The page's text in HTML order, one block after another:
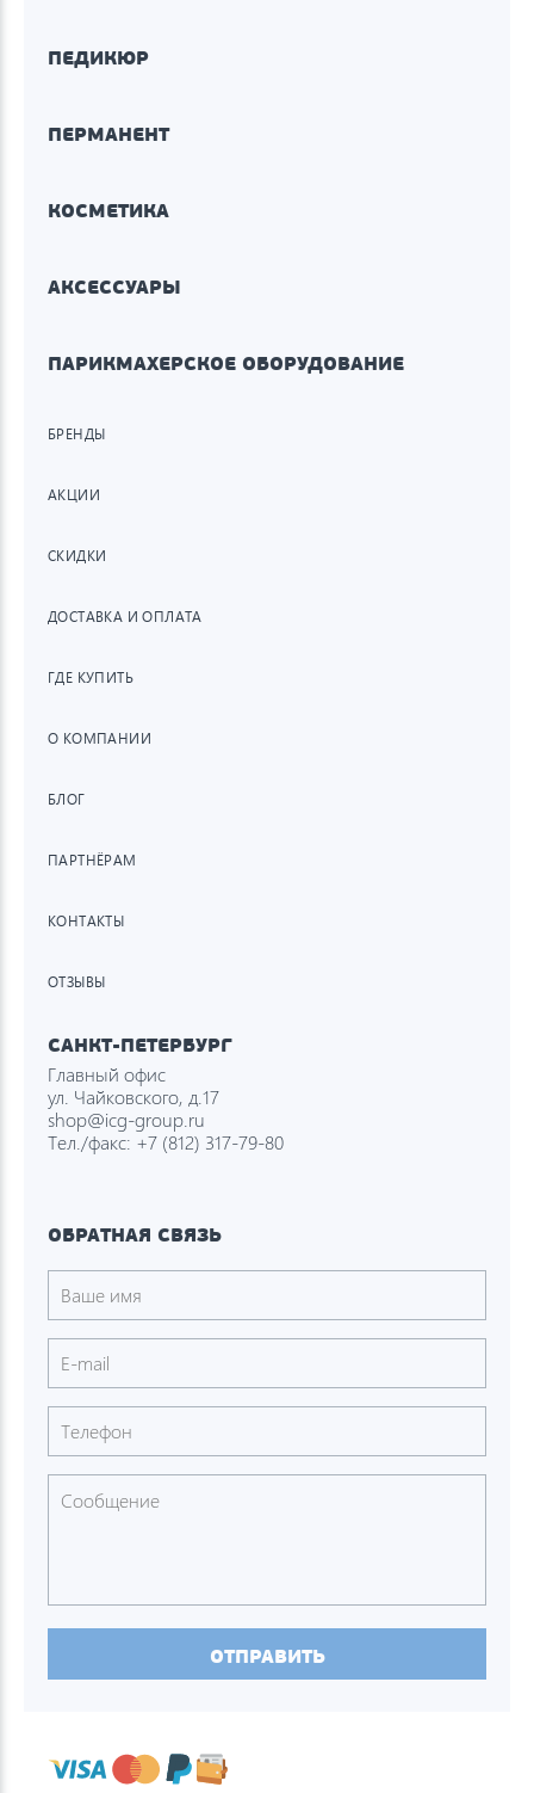
ПЕДИКЮР
ПЕРМАНЕНТ
КОСМЕТИКА
АКСЕССУАРЫ
ПАРИКМАХЕРСКОЕ ОБОРУДОВАНИЕ
БРЕНДЫ
АКЦИИ
СКИДКИ
ДОСТАВКА И ОПЛАТА
ГДЕ КУПИТЬ
О КОМПАНИИ
БЛОГ
ПАРТНЁРАМ
КОНТАКТЫ
ОТЗЫВЫ
САНКТ-ПЕТЕРБУРГ
Главный офис
ул. Чайковского, д.17
shop@icg-group.ru
Тел./факс: +7 (812) 317-79-80
ОБРАТНАЯ СВЯЗЬ
ОТПРАВИТЬ